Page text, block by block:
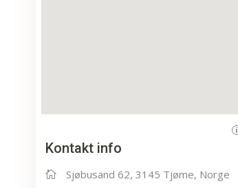
Kontakt info
Sjøbusand 62, 3145 Tjøme, Norge